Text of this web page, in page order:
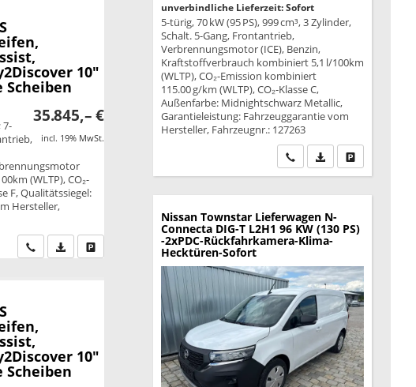
10"
Scheiben
35.845,– €
incl. 19% MwSt.
7-
(WLTP), CO₂-
F, Qualitätssiegel:
Hersteller,
Wir rufen Sie anPDF-Datei, Fahrzeugexposé drucken
Drucken, parken oder vergleichen
10"
Scheiben
unverbindliche Lieferzeit: Sofort
5-türig, 70 kW (95 PS), 999 cm³, 3 Zylinder,
Schalt. 5-Gang, Frontantrieb,
Verbrennungsmotor (ICE), Benzin,
Kraftstoffverbrauch kombiniert 5,1 l/100km
(WLTP), CO₂-Emission kombiniert
115.00 g/km (WLTP), CO₂-Klasse C,
Außenfarbe: Midnightschwarz Metallic,
Garantieleistung: Fahrzeuggarantie vom
Hersteller, Fahrzeugnr.: 127263
Wir rufen Sie an
PDF-Datei,Drucken,
Nissan Townstar Lieferwagen N-
Connecta DIG-T L2H1 96 KW (130 PS)
-2xPDC-Rückfahrkamera-Klima-
Hecktüren-Sofort